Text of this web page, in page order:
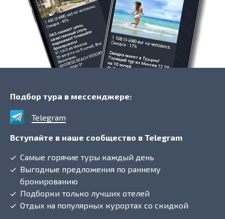
Подбор тура в мессенджере:
Telegram
Вступайте в наше сообщество в Telegram
Самые горячие туры каждый день
Выгодные предложения по раннему
бронированию
Подборки только лучших отелей
Отдых на популярных курортах со скидкой